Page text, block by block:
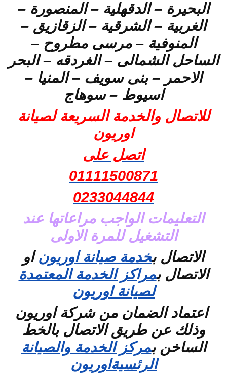
البحيرة – الدقهلية – المنصورة –
الغربية – الشرقية – الزقازيق –
المنوفية – مرسى مطروح –
الساحل الشمالى – الغردقه – البحر
الاحمر – بنى سويف – المنيا –
اسيوط – سوهاج
للاتصال والخدمة السريعة لصيانة
اوريون
اتصل على
01111500871
0233044844
التعليمات الواجب مراعاتها عند
التشغيل للمرة الاولى
الاتصال بخدمة صيانة اوريوناو
الاتصال بمراكز الخدمة المعتمدة
لصيانة اوريون
اعتماد الضمان من شركة اوريون
وذلك عن طريق الاتصال بالخط
الساخنبمركز الخدمة والصيانة
الرئسيةاوريون